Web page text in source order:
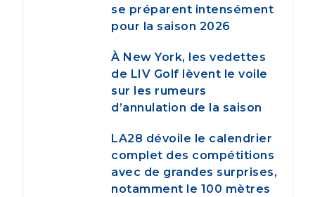
se préparent intensément
pour la saison 2026
À New York, les vedettes
de LIV Golf lèvent le voile
sur les rumeurs
d’annulation de la saison
LA28 dévoile le calendrier
complet des compétitions
avec de grandes surprises,
notamment le 100 mètres